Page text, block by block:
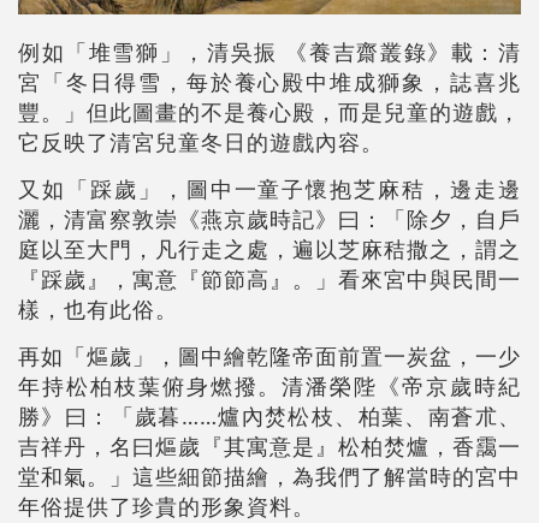
例如 「堆雪獅」， 清吳振 《養吉齋叢錄》載：清
宮「冬日得雪，每於養心殿中堆成獅象，誌喜兆
豐。」但此圖畫的不是養心殿，而是兒童的遊戲，
它反映了清宮兒童冬日的遊戲內容。
又如「踩歲」，圖中一童子懷抱芝麻秸，邊走邊
灑，清富察敦崇《燕京歲時記》曰：「除夕，自戶
庭以至大門，凡行走之處，遍以芝麻秸撒之，謂之
『踩歲』，寓意『節節高』。」看來宮中與民間一
樣，也有此俗。
再如「熰歲」，圖中繪乾隆帝面前置一炭盆，一少
年持松柏枝葉俯身燃撥。清潘榮陛《帝京歲時紀
勝》曰：「歲暮……爐內焚松枝、柏葉、南蒼朮、
吉祥丹，名曰熰歲『其寓意是』松柏焚爐，香靄一
堂和氣。」這些細節描繪，為我們了解當時的宮中
年俗提供了珍貴的形象資料。